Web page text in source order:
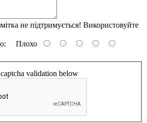
не підтримується! Використовуйте
Плохо
validation below